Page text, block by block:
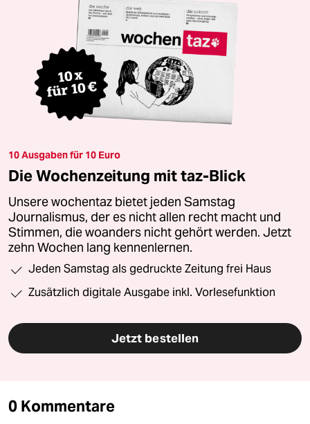
10 Ausgaben für 10 Euro
Die Wochenzeitung mit taz-Blick
Unsere wochentaz bietet jeden Samstag
Journalismus, der es nicht allen recht macht und
Stimmen, die woanders nicht gehört werden. Jetzt
zehn Wochen lang kennenlernen.
Jeden Samstag als gedruckte Zeitung frei Haus
Zusätzlich digitale Ausgabe inkl. Vorlesefunktion
Jetzt bestellen
0 Kommentare